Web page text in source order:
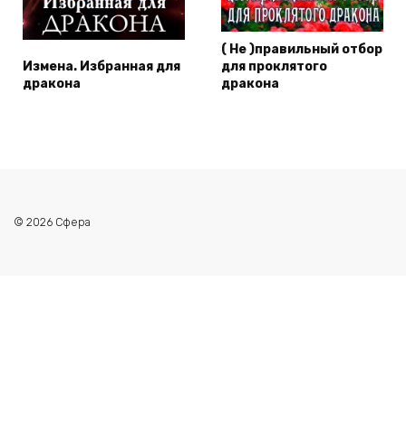
Измена. Избранная для
дракона
( Не )правильный отбор
для проклятого
дракона
© 2026 Сфера